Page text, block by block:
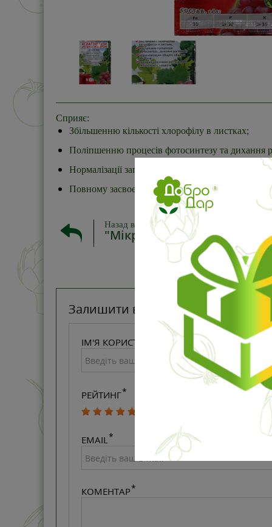
Сприяє:
Збільшенню кількості хлорофілу в листках;
Поліпшенню процесів фотосинтезу та дихання
Нормалізації загального обміну речовин;
Повному засвоєнню рослинами поживних
Назад в
"Мікродобрива"
Залишити відгук
ІМ'Я КОРИСТУВАЧА
РЕЙТИНГ
EMAIL
КОМЕНТАР